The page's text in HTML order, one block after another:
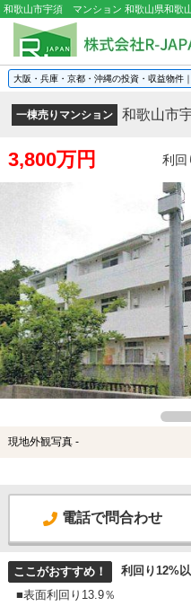
大阪・兵庫・京都・沖縄の投資・収益物件
一棟売りマンション 和歌山市
3,800万円 利回
現地外観写真 -
電話で問合わせ
ここがおすすめ！
利回り12%
■表面利回り13.9％